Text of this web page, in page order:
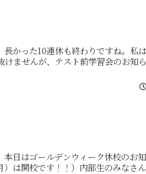
かった10連休も終わりですね。私
ませんが、テスト前学習会のお知ら
日はゴールデンウィーク休校のお知
は開校です！！）内部生のみなさ